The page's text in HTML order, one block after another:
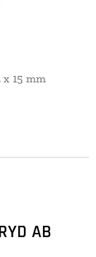
15 mm
AB